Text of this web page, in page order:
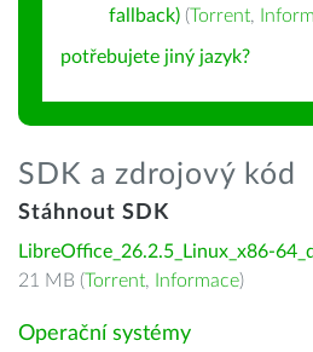
fallback) (Torrent,
potřebujete jiný jazyk?
SDK a zdrojový kód
Stáhnout SDK
LibreOffice_26.2.5_Linux_x86-
21 MB (Torrent, Informace)
Operační systémy